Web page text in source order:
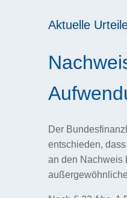
Aktuelle
Der
entschieden,
an den Nachweis